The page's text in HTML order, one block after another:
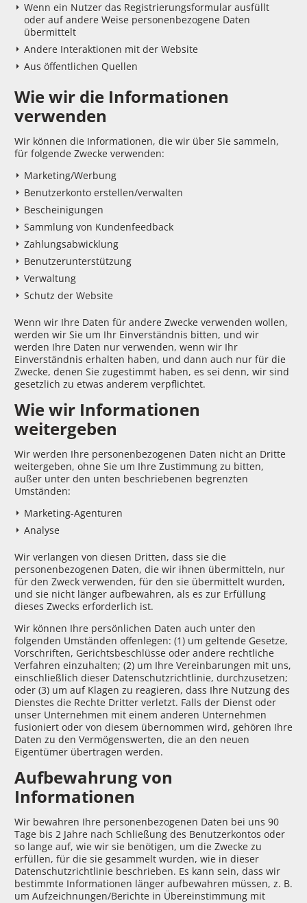
Wenn ein Nutzer das Registrierungsformular ausfüllt
oder auf andere Weise personenbezogene Daten
übermittelt
Andere Interaktionen mit der Website
Aus öffentlichen Quellen
Wie wir die Informationen
verwenden
Wir können die Informationen, die wir über Sie sammeln,
für folgende Zwecke verwenden:
Marketing/Werbung
Benutzerkonto erstellen/verwalten
Bescheinigungen
Sammlung von Kundenfeedback
Zahlungsabwicklung
Benutzerunterstützung
Verwaltung
Schutz der Website
Wenn wir Ihre Daten für andere Zwecke verwenden wollen,
werden wir Sie um Ihr Einverständnis bitten, und wir
werden Ihre Daten nur verwenden, wenn wir Ihr
Einverständnis erhalten haben, und dann auch nur für die
Zwecke, denen Sie zugestimmt haben, es sei denn, wir sind
gesetzlich zu etwas anderem verpflichtet.
Wie wir Informationen
weitergeben
Wir werden Ihre personenbezogenen Daten nicht an Dritte
weitergeben, ohne Sie um Ihre Zustimmung zu bitten,
außer unter den unten beschriebenen begrenzten
Umständen:
Marketing-Agenturen
Analyse
Wir verlangen von diesen Dritten, dass sie die
personenbezogenen Daten, die wir ihnen übermitteln, nur
für den Zweck verwenden, für den sie übermittelt wurden,
und sie nicht länger aufbewahren, als es zur Erfüllung
dieses Zwecks erforderlich ist.
Wir können Ihre persönlichen Daten auch unter den
folgenden Umständen offenlegen: (1) um geltende Gesetze,
Vorschriften, Gerichtsbeschlüsse oder andere rechtliche
Verfahren einzuhalten; (2) um Ihre Vereinbarungen mit uns,
einschließlich dieser Datenschutzrichtlinie, durchzusetzen;
oder (3) um auf Klagen zu reagieren, dass Ihre Nutzung des
Dienstes die Rechte Dritter verletzt. Falls der Dienst oder
unser Unternehmen mit einem anderen Unternehmen
fusioniert oder von diesem übernommen wird, gehören Ihre
Daten zu den Vermögenswerten, die an den neuen
Eigentümer übertragen werden.
Aufbewahrung von
Informationen
Wir bewahren Ihre personenbezogenen Daten bei uns 90
Tage bis 2 Jahre nach Schließung des Benutzerkontos oder
so lange auf, wie wir sie benötigen, um die Zwecke zu
erfüllen, für die sie gesammelt wurden, wie in dieser
Datenschutzrichtlinie beschrieben. Es kann sein, dass wir
bestimmte Informationen länger aufbewahren müssen, z. B.
um Aufzeichnungen/Berichte in Übereinstimmung mit